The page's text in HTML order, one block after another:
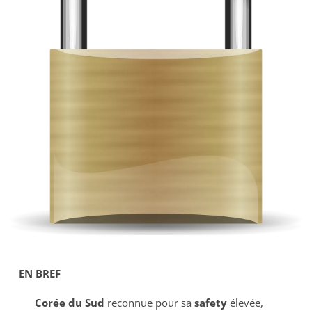
EN BREF
Corée du Sud reconnue pour sa safetyélevée,